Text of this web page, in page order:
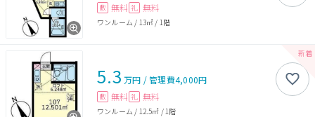
敷 無料 礼 無料
ワンルーム / 13㎡ / 1階
5.3 万円 /管理費4,000円
敷 無料 礼 無料
ワンルーム / 12.5㎡ / 1階